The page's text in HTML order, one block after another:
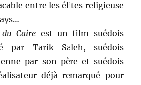
entre les élites religieuse
Caire est un film suédois
par Tarik Saleh, suédois
par son père et suédois
déjà remarqué pour